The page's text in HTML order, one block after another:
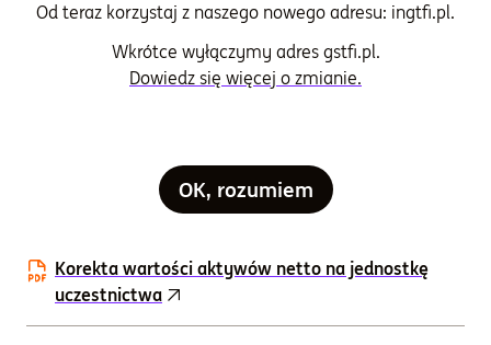
Fund Factsheet
Oświadczenie dotyczące głównych
Prospekty informacyjne
Korekta wartości aktywów netto na jednostkę
uczestnictwa
Od teraz korzystaj z naszego nowego adresu: ingtfi.pl.
Wkrótce wyłączymy adres gstfi.pl.
Dowiedz się więcej o zmianie.
OK, rozumiem